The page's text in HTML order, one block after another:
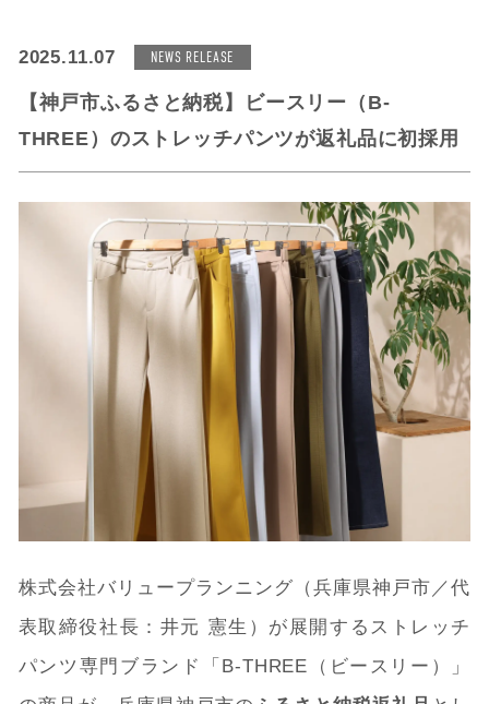
2025.11.07 NEWS RELEASE
【神戸市ふるさと納税】ビースリー（B-
THREE）のストレッチパンツが返礼品に初採用
株式会社バリュープランニング（兵庫県神戸市／代
表取締役社長：井元 憲生）が展開するストレッチ
パンツ専門ブランド「B-THREE（ビースリー）」